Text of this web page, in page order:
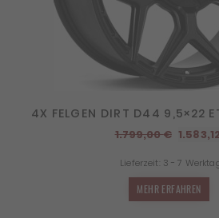
4X FELGEN DIRT D44 9,5×22
1.799,00€
war:
Lieferzeit: 3 - 7
MEHR ERFAHREN